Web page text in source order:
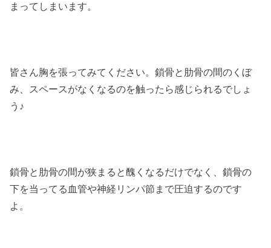
まってしまいます。
皆さん胸を張ってみてください。鎖骨と肋骨の間のくぼ
み、スペースがなくなるのを触ったら感じられるでしょ
う♪
鎖骨と肋骨の間が狭まると醜くなるだけでなく、鎖骨の
下を当ってる血管や神経リンパ節まで圧迫するのです
よ。